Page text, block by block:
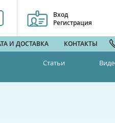
Вход
Регистрация
И ДОСТАВКА КОНТАКТЫ
Статьи